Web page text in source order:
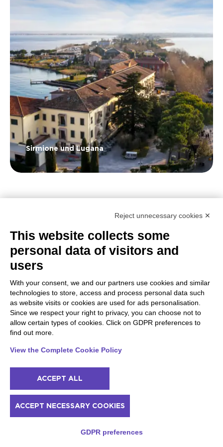
Sirmione und Lugana
Drei gute Gründe, um zu buchen
Kein Aufpreis
Der Preis ist derselbe, den Sie direkt an den
Erlebnispartner zahlen würden; wir erstatten
beweisen!
Reject unnecessary cookies ✕
This website collects some
personal data of visitors and
users
With your consent, we and our partners use cookies and similar
technologies to store, access and process personal data such
as website visits or cookies are used for ads personalisation.
Since we respect your right to privacy, you can choose not to
allow certain types of cookies. Click on GDPR preferences to
find out more.
View the Complete Cookie Policy
ACCEPT ALL
ACCEPT NECESSARY COOKIES
GDPR preferences